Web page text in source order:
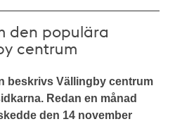
den populära
centrum
beskrivs Vällingby centrum
Redan en månad
den 14 november